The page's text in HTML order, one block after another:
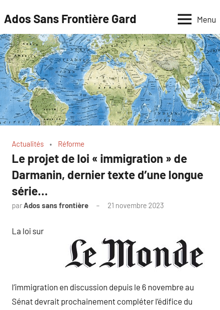
au
contenu
Ados Sans Frontière Gard Menu
Actualités Réforme
Le projet de loi « immigration » de
Darmanin, dernier texte d’une longue
série…
parAdos sans frontière 21 novembre 2023
La loi sur
l’immigration en discussion depuis le 6 novembre au
Sénat devrait prochainement compléter l’édifice du